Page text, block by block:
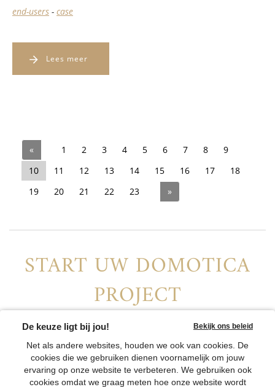
end-users - case
Lees meer
« 1 2 3 4 5 6 7 8
9
10
11 12 13 14 15 16 17
18
19
20 21 22 23 »
START UW DOMOTICA
PROJECT
CONTACTEER ONS